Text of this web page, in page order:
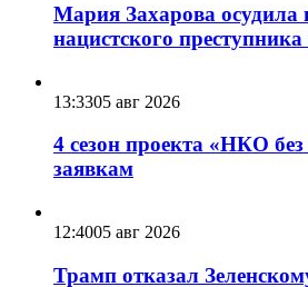
Мария Захарова осудила
нацистского
13:3305 авг 2026
4 сезон проекта «НКО
заявкам
12:4005 авг 2026
Трамп отказал